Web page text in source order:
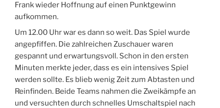
Frank wieder Hoffnung auf einen Punktgewinn
aufkommen.
Um 12.00 Uhr war es dann so weit. Das Spiel wurde
angepfiffen. Die zahlreichen Zuschauer waren
gespannt und erwartungsvoll. Schon in den ersten
Minuten merkte jeder, dass es ein intensives Spiel
werden sollte. Es blieb wenig Zeit zum Abtasten und
Reinfinden. Beide Teams nahmen die Zweikämpfe an
und versuchten durch schnelles Umschaltspiel nach